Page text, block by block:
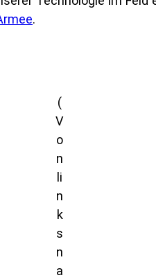
.
(
V
o
n
li
n
k
s
n
a